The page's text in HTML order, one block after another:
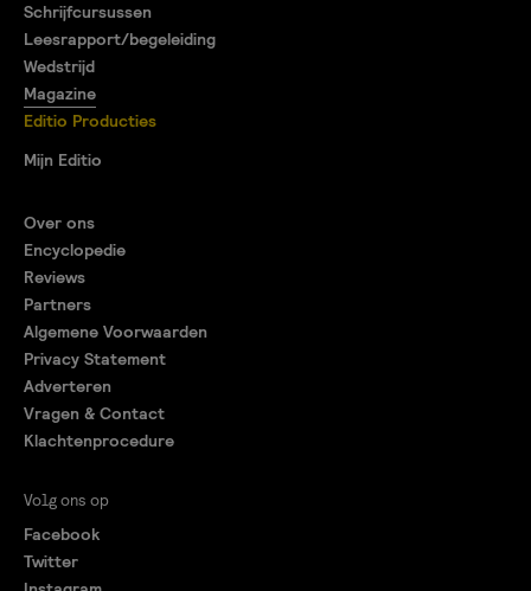
Schrijfcursussen
Leesrapport/begeleiding
Wedstrijd
Magazine
Editio Producties
Mijn Editio
Over ons
Encyclopedie
Reviews
Partners
Algemene Voorwaarden
Privacy Statement
Adverteren
Vragen & Contact
Klachtenprocedure
Volg ons op
Facebook
Twitter